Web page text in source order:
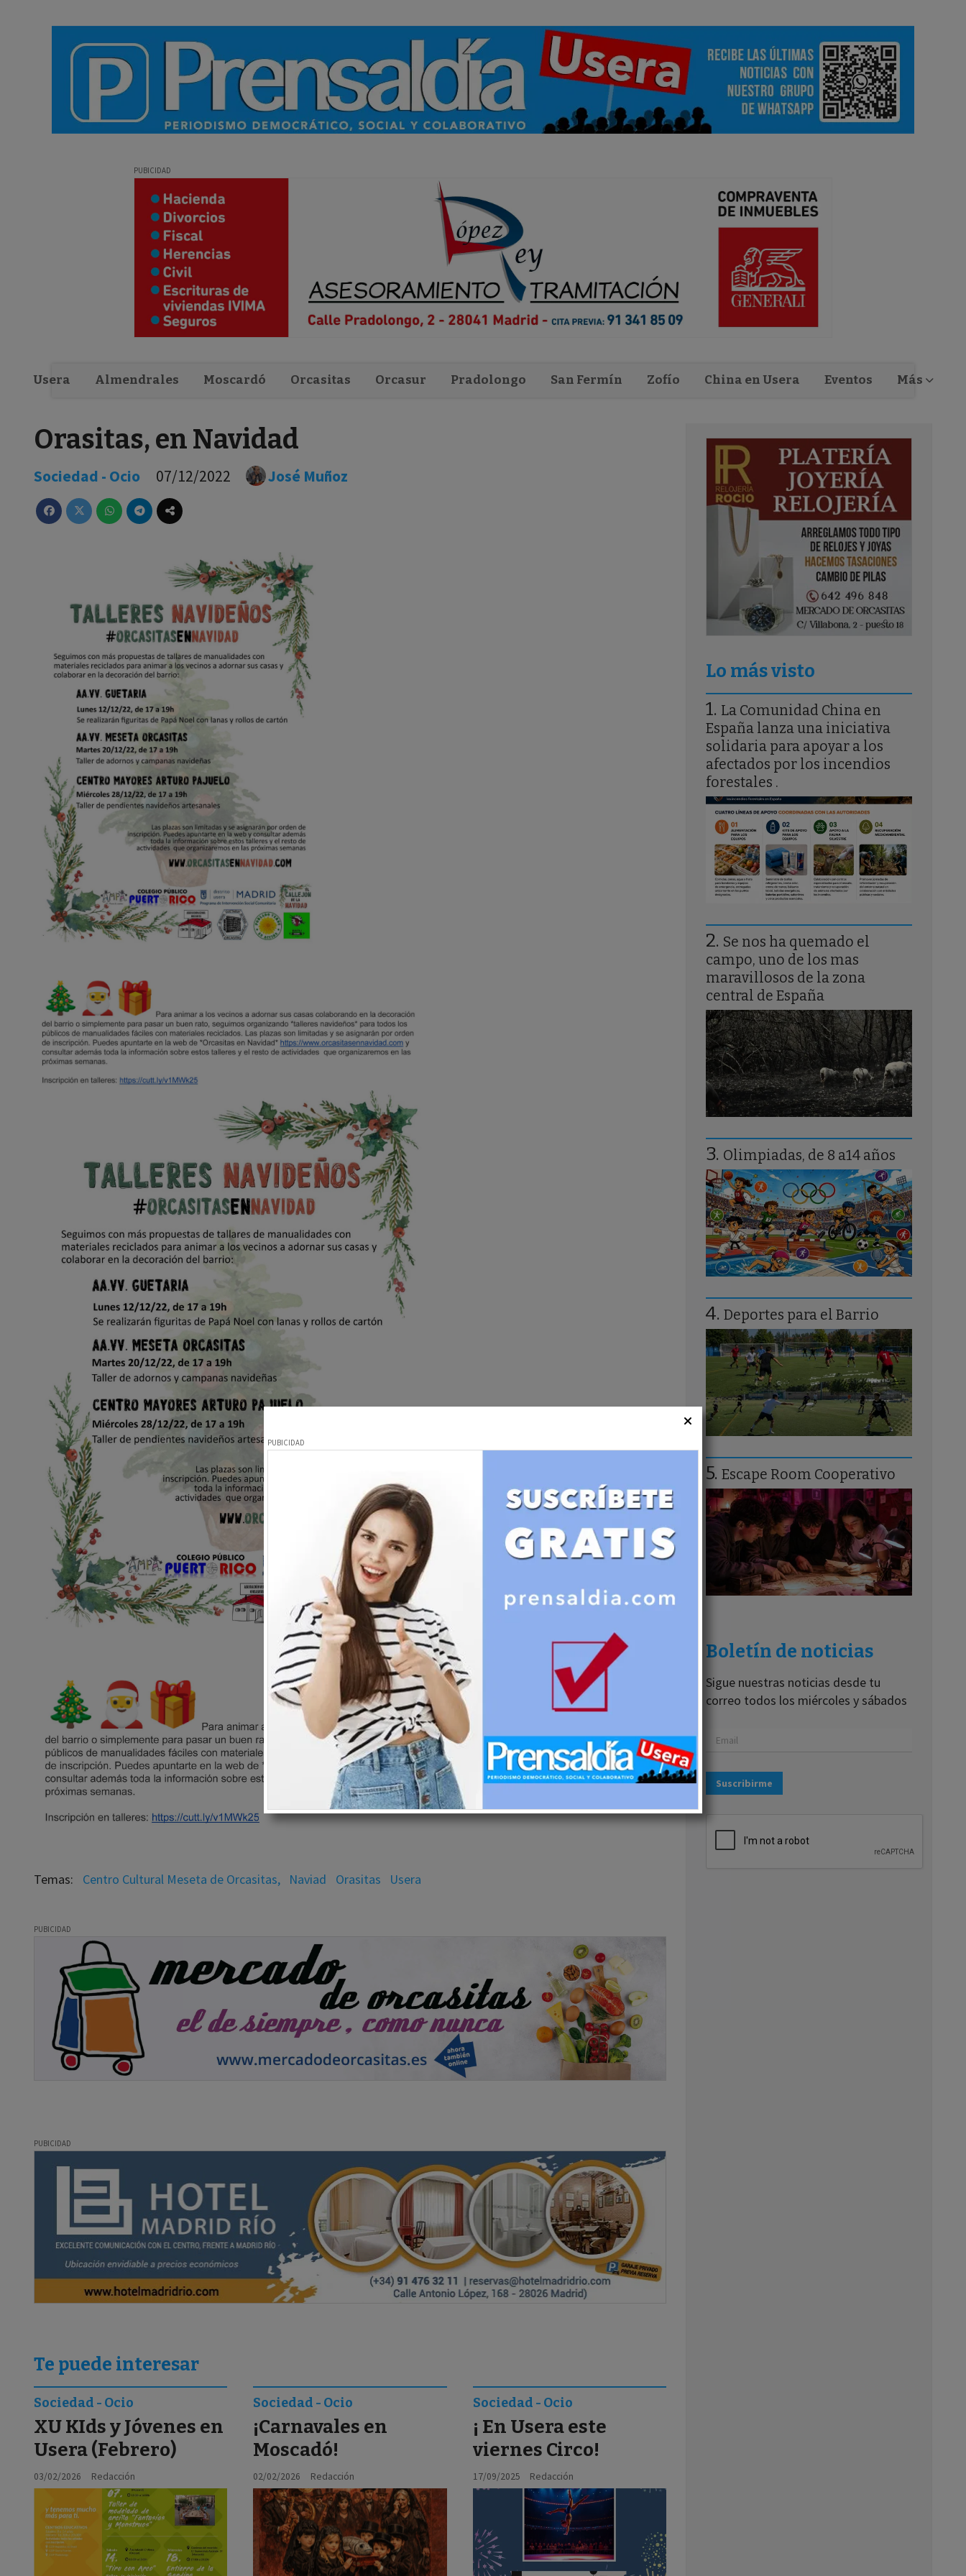
Usera Almendrales Moscardó Orcasitas Orcasur Pradolongo San Fermín Zofío China en Usera Eventos Más
Orasitas, en Navidad
Sociedad - Ocio 07/12/2022 José Muñoz
Centro Cultural Meseta de Orcasitas, Naviad Orasitas Usera
Te puede interesar
XU KIds y Jóvenes en
Usera (Febrero)
Redacción
Sociedad - Ocio
03/02/2026
¡Carnavales en
Moscadó!
Redacción
Sociedad - Ocio
02/02/2026
¡ En Usera este
viernes Circo!
Redacción
Sociedad - Ocio
17/09/2025
Lo más visto
La Comunidad China en
España lanza una iniciativa
solidaria para apoyar a los
afectados por los incendios
forestales .
Se nos ha quemado el
campo, uno de los mas
maravillosos de la zona
central de España
Olimpiadas, de 8 a14 años
Deportes para el Barrio
Escape Room Cooperativo
Boletín de noticias
Sigue nuestras noticias desde tu
correo todos los miércoles y sábados
Suscribirme